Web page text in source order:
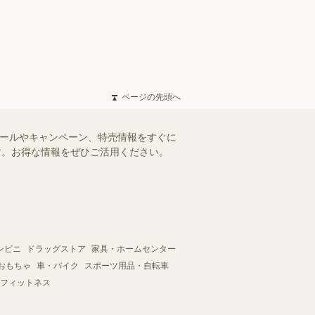
ページの先頭へ
ルやキャンペーン、特売情報をすぐに
お得な情報をぜひご活用ください。
ビニ ドラッグストア
家具・ホームセンター
もちゃ
車・バイク
スポーツ用品・自転車
ィットネス